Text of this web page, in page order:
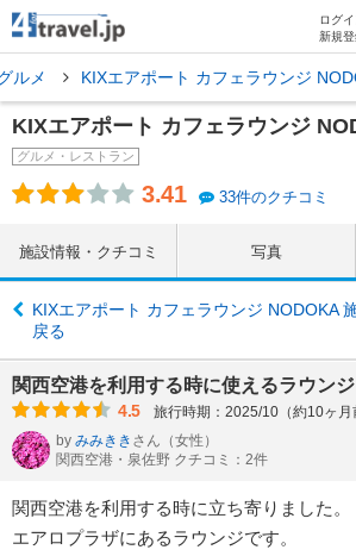
ログ
新規
ルメ KIXエアポート カフェラウンジ
KIXエアポート カフェラウンジ
グルメ・レストラン
3.41 33件のクチコミ
施設情報・クチコミ 写真
KIXエアポート カフェラウンジ NODOKA
戻る
関西空港を利用する時に使えるラウンジ
4.5
旅行時期：2025/10（約10ヶ月
by みみきき さん （女性）
関西空港・泉佐野 クチコミ：2件
関西空港を利用する時に立ち寄りました。
エアロプラザにあるラウンジです。